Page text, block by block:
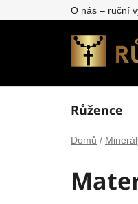
na
O nás – ruční
Růžence
Domů /